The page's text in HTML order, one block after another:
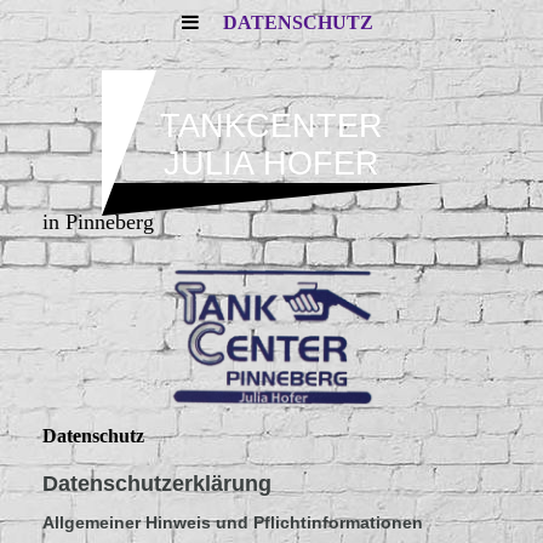
DATENSCHUTZ
TANKCENTER
JULIA HOFER
in Pinneberg
Datenschutz
Datenschutzerklärung
Allgemeiner Hinweis und Pflichtinformationen